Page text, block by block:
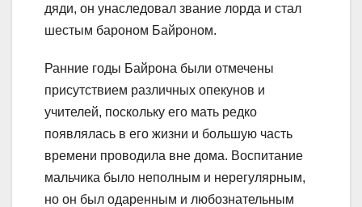
дяди, он унаследовал звание лорда и стал
шестым бароном Байроном.
Ранние годы Байрона были отмечены
присутствием различных опекунов и
учителей, поскольку его мать редко
появлялась в его жизни и большую часть
времени проводила вне дома. Воспитание
мальчика было неполным и нерегулярным,
но он был одаренным и любознательным